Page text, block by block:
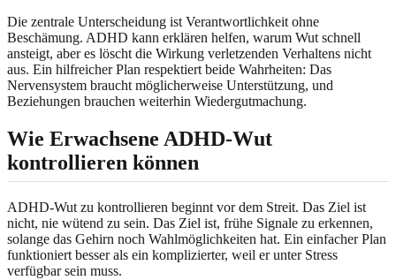
Die zentrale Unterscheidung ist Verantwortlichkeit ohne
Beschämung. ADHD kann erklären helfen, warum Wut schnell
ansteigt, aber es löscht die Wirkung verletzenden Verhaltens nicht
aus. Ein hilfreicher Plan respektiert beide Wahrheiten: Das
Nervensystem braucht möglicherweise Unterstützung, und
Beziehungen brauchen weiterhin Wiedergutmachung.
Wie Erwachsene ADHD-Wut
kontrollieren können
ADHD-Wut zu kontrollieren beginnt vor dem Streit. Das Ziel ist
nicht, nie wütend zu sein. Das Ziel ist, frühe Signale zu erkennen,
solange das Gehirn noch Wahlmöglichkeiten hat. Ein einfacher Plan
funktioniert besser als ein komplizierter, weil er unter Stress
verfügbar sein muss.